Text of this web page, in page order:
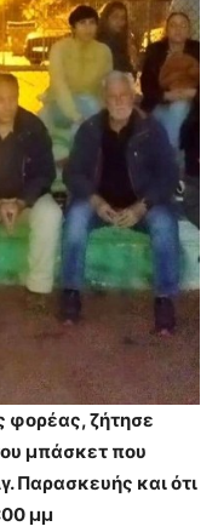
φορέας, ζήτησε
μπάσκετ που
Παρασκευής και ότι
μμ